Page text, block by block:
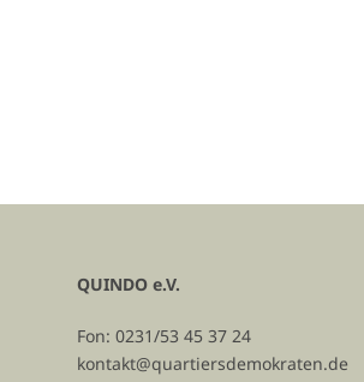
QUINDO e.V.
Fon: 0231/53 45 37 24
kontakt@quartiersdemokraten.de